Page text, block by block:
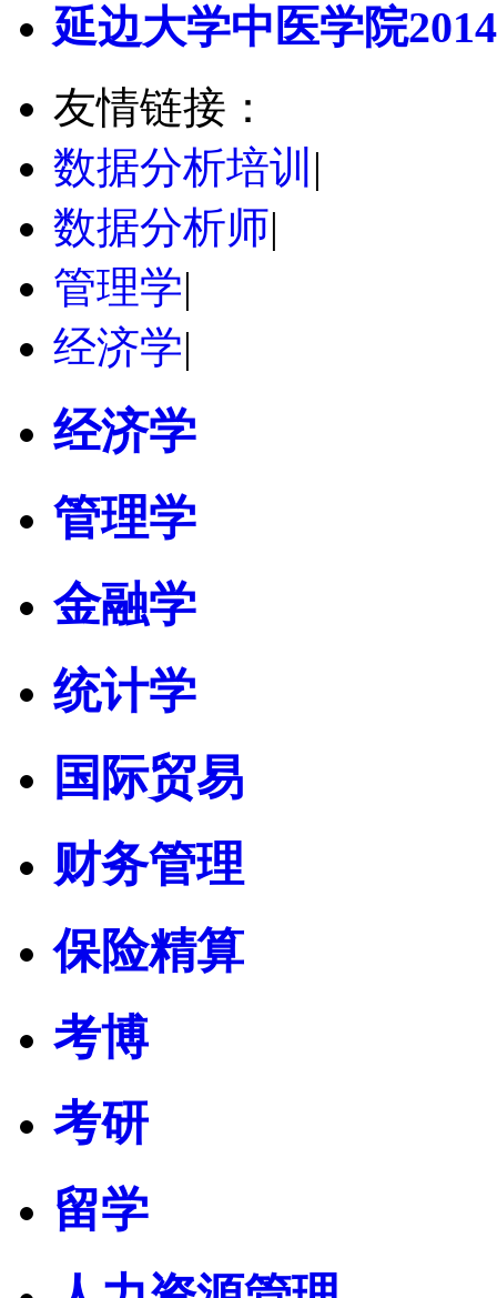
延边大学中医学院2014
友情链接：
数据分析培训 |
数据分析师|
管理学|
经济学|
经济学
管理学
金融学
统计学
国际贸易
财务管理
保险精算
考博
考研
留学